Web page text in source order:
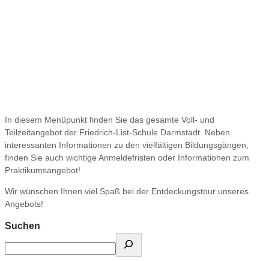
In diesem Menüpunkt finden Sie das gesamte Voll- und
Teilzeitangebot der Friedrich-List-Schule Darmstadt. Neben
interessanten Informationen zu den vielfältigen Bildungsgängen,
finden Sie auch wichtige Anmeldefristen oder Informationen zum
Praktikumsangebot!
Wir wünschen Ihnen viel Spaß bei der Entdeckungstour unseres
Angebots!
Suchen